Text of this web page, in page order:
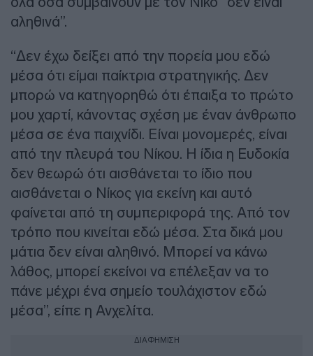
αληθινά”.
“Δεν έχω δείξει από την πορεία μου εδώ
μέσα ότι είμαι παίκτρια στρατηγικής. Δεν
μπορώ να κατηγορηθώ ότι έπαιξα το πρώτο
μου χαρτί, κάνοντας σχέση με έναν άνθρωπο
μέσα σε ένα παιχνίδι. Είναι μονομερές, είναι
από την πλευρά του Νίκου. Η ίδια η Ευδοκία
δεν θεωρώ ότι αισθάνεται το ίδιο που
αισθάνεται ο Νίκος για εκείνη και αυτό
φαίνεται από τη συμπεριφορά της. Από τον
τρόπο που κινείται εδώ μέσα. Στα δικά μου
μάτια δεν είναι αληθινό. Μπορεί να κάνω
λάθος, μπορεί εκείνοι να επέλεξαν να το
πάνε μέχρι ένα σημείο τουλάχιστον εδώ
μέσα”, είπε η Ανχελίτα.
ΔΙΑΦΗΜΙΣΗ